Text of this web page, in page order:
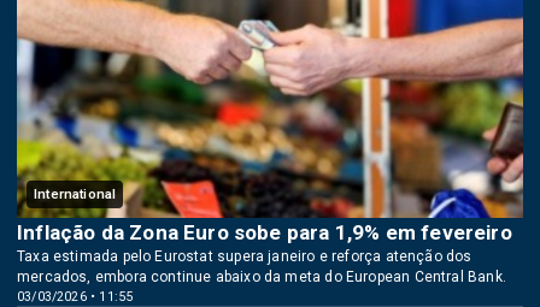
International
03/03/2026 • 11:55
Inflação da Zona Euro sobe para 1,9% em fevereiro
Taxa estimada pelo Eurostat supera janeiro e reforça atenção dos
mercados, embora continue abaixo da meta do European Central Bank.